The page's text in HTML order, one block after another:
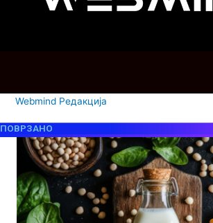
Webmind Редакција
ПОВРЗАНО